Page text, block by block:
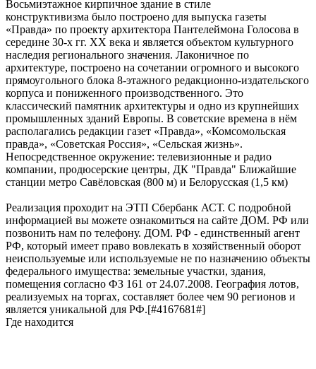
Восьмиэтажное кирпичное здание в стиле
конструктивизма было построено для выпуска газеты
«Правда» по проекту архитектора Пантелеймона Голосова в
середине 30-х гг. XX века и является объектом культурного
наследия регионального значения. Лаконичное по
архитектуре, построено на сочетании огромного и высокого
прямоугольного блока 8-этажного редакционно-издательского
корпуса и пониженного производственного. Это
классический памятник архитектуры и одно из крупнейших
промышленных зданий Европы. В советские времена в нём
располагались редакции газет «Правда», «Комсомольская
правда», «Советская Россия», «Сельская жизнь».
Непосредственное окружение: телевизионные и радио
компании, продюсерские центры, ДК "Правда" Ближайшие
станции метро Савёловская (800 м) и Белорусская (1,5 км)
Реализация проходит на ЭТП Сбербанк АСТ. С подробной
информацией вы можете ознакомиться на сайте ДОМ. РФ или
позвонить нам по телефону. ДОМ. РФ - единственный агент
РФ, который имеет право вовлекать в хозяйственный оборот
неиспользуемые или используемые не по назначению объекты
федерального имущества: земельные участки, здания,
помещения согласно ФЗ 161 от 24.07.2008. География лотов,
реализуемых на торгах, составляет более чем 90 регионов и
является уникальной для РФ.[#4167681#]
Где находится